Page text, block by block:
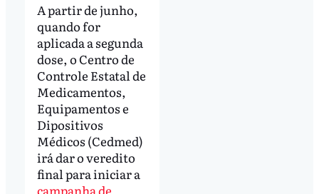
A partir de junho,
quando for
aplicada a segunda
dose, o Centro de
Controle Estatal de
Medicamentos,
Equipamentos e
Dipositivos
Médicos (Cedmed)
irá dar o veredito
final para iniciar a
campanha de